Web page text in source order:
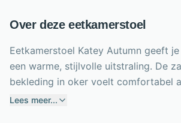
Over deze eetkamerstoel
Eetkamerstoel Katey Autumn geeft
een warme, stijlvolle uitstraling. De
bekleding in oker voelt comfortabel
rugleuning zorgt voor een
Lees meer...